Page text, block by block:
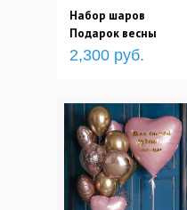
Набор шаров
Подарок весны
2,300 руб.